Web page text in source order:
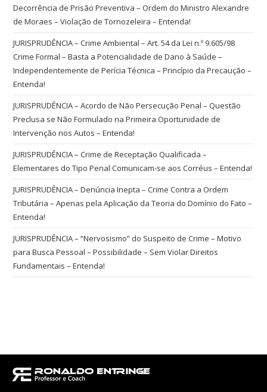
Decorrência de Prisão Preventiva – Ordem do Ministro Alexandre
de Moraes – Violação de Tornozeleira – Entenda!
JURISPRUDÊNCIA – Crime Ambiental – Art. 54 da Lei n.º 9.605/98
Crime Formal – Basta a Potencialidade de Dano à Saúde –
Independentemente de Perícia Técnica – Princípio da Precaução –
Entenda!
JURISPRUDÊNCIA – Acordo de Não Persecução Penal – Questão
Preclusa se Não Formulado na Primeira Oportunidade de
Intervenção nos Autos – Entenda!
JURISPRUDÊNCIA – Crime de Receptação Qualificada –
Elementares do Tipo Penal Comunicam-se aos Corréus – Entenda!
JURISPRUDÊNCIA – Denúncia Inepta – Crime Contra a Ordem
Tributária – Apenas pela Aplicação da Teoria do Domínio do Fato –
Entenda!
JURISPRUDÊNCIA – “Nervosismo” do Suspeito de Crime – Motivo
para Busca Pessoal – Possibilidade – Sem Violar Direitos
Fundamentais – Entenda!